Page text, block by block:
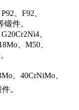
、F92、
锻件。
、
、M50、
、40CrNiMo、
。